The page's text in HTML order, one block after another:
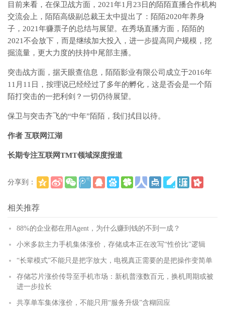
目前来看，在保卫战方面，2021年1月23日的陌陌直播合作机构
交流会上，陌陌高级副总裁王太中提出了：陌陌2020年养身
子，2021年赚票子的总结与展望。在秀场直播方面，陌陌的
2021不会放下，而是继续加大投入，进一步提高同户规模，挖
掘流量，更大力度的扶持中尾部主播。
突击战方面，据天眼查信息，陌陌影业有限公司成立于2016年
11月11日，按理说已经经过了多年的孵化，这是否会是一个陌
陌打突击的一把利剑？一切仍待展望。
保卫与突击齐飞的“中年”陌陌，我们拭目以待。
作者 互联网江湖
长期专注互联网TMT领域深度报道
分享到：
相关推荐
88%的企业都在用Agent，为什么赚到钱的不到一成？
小米多款主力手机集体涨价，存储成本正在改写“性价比”逻辑
“长辈模式”不能只是把字放大，电视真正需要的是把操作变简单
存储芯片涨价传导至手机市场：新机普涨数百元，换机周期或被
进一步拉长
共享单车集体涨价，不能只用“服务升级”含糊回应